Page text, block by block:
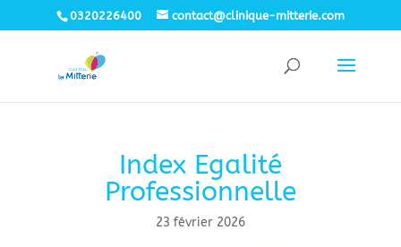
0320226400 contact@clinique-mitterie.com
Index Egalité
Professionnelle
23 février 2026